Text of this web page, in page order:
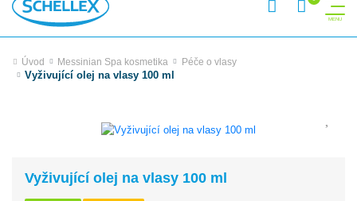
Úvod Messinian Spa kosmetika Péče o vlasy
Vyživující olej na vlasy 100 ml
Vyživující olej na vlasy 100 ml